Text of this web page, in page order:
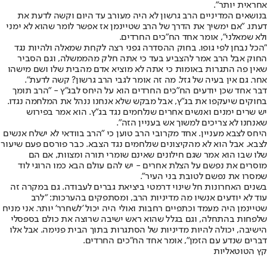
אחראית יותר".
בנושאים המדיניים הרב גרשון לא היה מעורב עד היום וקשה לדעת את
דעתו. "אם ימשיך את הדרך של הרב שטיינמן אז אפשר לומר שהוא לא ימני
ולא שמאלני", אומר אחד הח"כים החרדים.
"הכל נבחן לפי גופו. בחוק ההסדרה גפני רצה לקחת שמאלה ולהיות נגד
החוק אבל הרב אמר להצביע בעד כי אתה חלק מהממשלה, וגם הסביר
שאין פה התגרות באומות כי אתה לא מוציא אדם מהבית שלו ושם מישהו
אחר. גם אין בעיה של גזל. מה זה אומר לגבי הרב גרשון? קשה לדעת".
דבר אחד שכן יודעים הח"כים החרדים הוא על היחס לבג"ץ - "הרב תומך
בחוקים שיעקפו את בג"ץ, אבל מבקש שלא אנחנו ננהל את המלחמה נגדו.
יש שרים ימנים ואנשים אחרים שנלחמים נגד בג"ץ. הוא אמר בפירוש
שאנחנו לא צריכים למשוך אש בעניין הזה".
היחס לצבא מעניין. אחד מקרובי הרב טוען כי "הרב בוודאי לא ישלח אנשים
לצבא. אבל הוא לא מהקיצונים שנלחמים נגד הצבא. כבר פורסם פעם שיעור
שלו שבו הוא אמר שגם חילונים שאינם שומרי תורה ומצוות, אם הם
מוסרים את נפשם על הצלת אחרים - יש להם עולם הבא כמו הרוגי לוד
שמסרו את נפשם לטובת בני העיר".
בשנים האחרונות חל שינוי דרמטי ביציאת גברים לעבודה. גם במקרה זה
עוד לא יודעים אנשיו מה מדיניות הרב, ומסתפקים בהערכות: "לרב
שטיינמן היה מעמד וכתפיים רחבות ואולי היה יכול 'לשחרר' יותר. אני מניח
שלפחות בהתחלה, וגם בגלל שהוא ראש ישיבה שרוצה את כולם בספסלי
הישיבה, יכולה להיות מדיניות של הסתגרות בתוך הבית פנימה. אבל אלו
דברים שנדע עם הזמן", אומר אחד הח"כים החרדים.
קץ הטוטאליות